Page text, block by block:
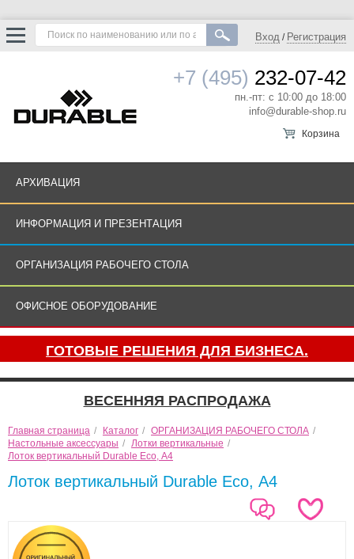
Вход / Регистрация
+7 (495) 232-07-42
пн.-пт: с 10:00 до 18:00
info@durable-shop.ru
Корзина
АРХИВАЦИЯ
ИНФОРМАЦИЯ И ПРЕЗЕНТАЦИЯ
ОРГАНИЗАЦИЯ РАБОЧЕГО СТОЛА
ОФИСНОЕ ОБОРУДОВАНИЕ
ГОТОВЫЕ РЕШЕНИЯ ДЛЯ БИЗНЕСА.
ВЕСЕННЯЯ РАСПРОДАЖА
Главная страница / Каталог / ОРГАНИЗАЦИЯ РАБОЧЕГО СТОЛА /
Настольные аксессуары / Лотки вертикальные /
Лоток вертикальный Durable Eco, А4
Лоток вертикальный Durable Eco, А4